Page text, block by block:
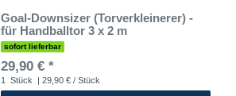
Goal-Downsizer (Torverkleinerer) -
für Handballtor 3 x 2 m
sofort lieferbar
29,90 € *
1 Stück | 29,90 € / Stück